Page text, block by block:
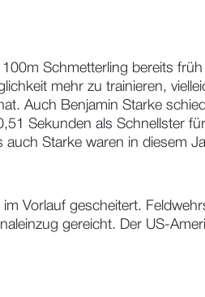
Schmetterling bereits
mehr zu trainieren,
Auch Benjamin Starke
Sekunden als Schnellster
Starke waren in diesem
Vorlauf gescheitert.
gereicht. Der US-